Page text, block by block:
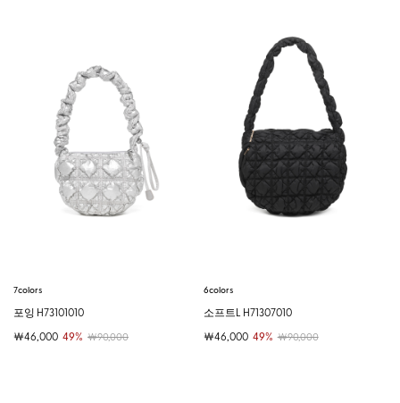
7colors
포잉 H73101010
￦46,000 49% ￦90,000
6colors
소프트L H71307010
￦46,000 49% ￦90,000